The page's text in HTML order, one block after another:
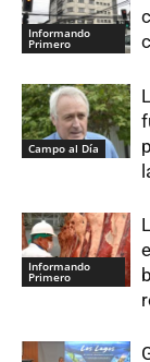
Informando
Primero
Campo al Día
Informando
Primero